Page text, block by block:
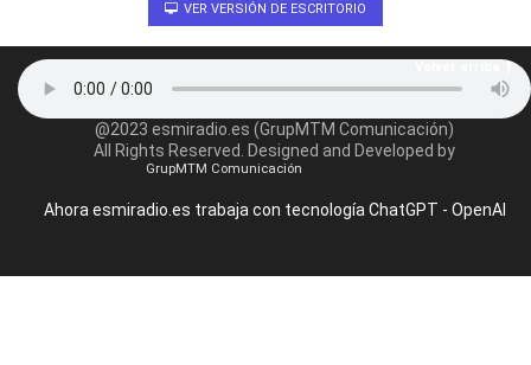
VER VERSIÓN DE ESCRITORIO
@2023 esmiradio.es (GrupMTM Comunicación)
All Rights Reserved. Designed and Developed by
GrupMTM Comunicación
Ahora esmiradio.es trabaja con tecnología ChatGPT - OpenAI